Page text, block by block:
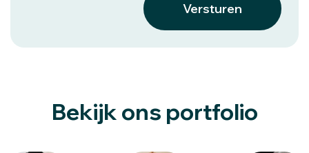
Versturen
Bekijk ons portfolio